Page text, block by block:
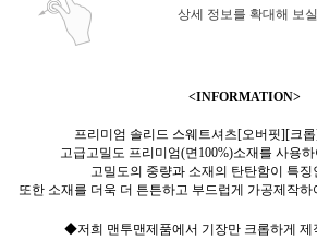
상세 정보를 확대해 보
<INFORMATION>
프리미엄 솔리드 스웨트셔츠[오버핏][크
고급고밀도 프리미엄(면100%)소재를 사용
고밀도의 중량과 소재의 탄탄함이 특징
또한 소재를 더욱 더 튼튼하고 부드럽게 가공제작하
◆저희 맨투맨제품에서 기장만 크롭하게